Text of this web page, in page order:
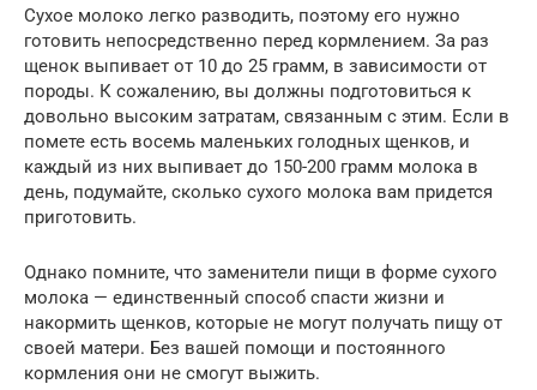
Сухое молоко легко разводить, поэтому его нужно
готовить непосредственно перед кормлением. За раз
щенок выпивает от 10 до 25 грамм, в зависимости от
породы. К сожалению, вы должны подготовиться к
довольно высоким затратам, связанным с этим. Если в
помете есть восемь маленьких голодных щенков, и
каждый из них выпивает до 150-200 грамм молока в
день, подумайте, сколько сухого молока вам придется
приготовить.
Однако помните, что заменители пищи в форме сухого
молока — единственный способ спасти жизни и
накормить щенков, которые не могут получать пищу от
своей матери. Без вашей помощи и постоянного
кормления они не смогут выжить.